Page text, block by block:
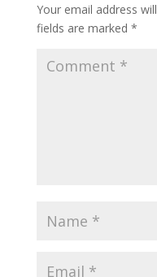
Your email address
fields are marked *